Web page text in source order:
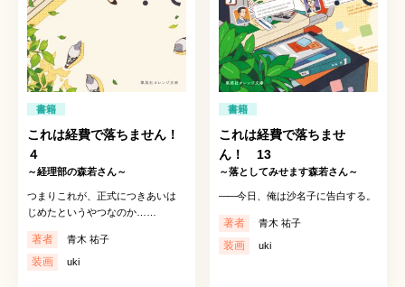
書籍
これは経費で落ちません！
４
～経理部の森若さん～
つまりこれが、正式につきあいは
じめたというやつなのか……
著者 青木 祐子
装画 uki
書籍
これは経費で落ちませ
ん！ 13
～落としてみせます森若さん～
――今日、俺は沙名子に告白する。
著者 青木 祐子
装画 uki